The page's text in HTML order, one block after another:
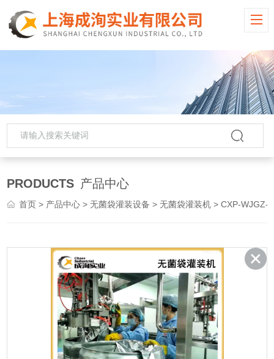
PRODUCTS 产品中心
首页 > 产品中心 >无菌袋灌装设备 >无菌袋灌装机 > CXP-WJGZ-D百香果加工无菌袋灌装机